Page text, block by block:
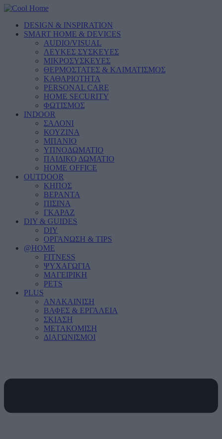
DESIGN & INSPIRATION
SMART HOME & DEVICES
AUDIO/VISUAL
ΛΕΥΚΕΣ ΣΥΣΚΕΥΕΣ
ΜΙΚΡΟΣΥΣΚΕΥΕΣ
ΘΕΡΜΟΣΤΑΤΕΣ & ΚΛΙΜΑΤΙΣΜΟΣ
ΚΑΘΑΡΙΟΤΗΤΑ
PERSONAL CARE
HOME SECURITY
ΦΩΤΙΣΜΟΣ
INDOOR
ΣΑΛΟΝΙ
ΚΟΥΖΙΝΑ
ΜΠΑΝΙΟ
ΥΠΝΟΔΩΜΑΤΙΟ
ΠΑΙΔΙΚΟ ΔΩΜΑΤΙΟ
HOME OFFICE
OUTDOOR
ΚΗΠΟΣ
ΒΕΡΑΝΤΑ
ΠΙΣΙΝΑ
ΓΚΑΡΑΖ
DIY & GUIDES
DIY
ΟΡΓΑΝΩΣΗ & TIPS
@HOME
FITNESS
ΨΥΧΑΓΩΓΙΑ
ΜΑΓΕΙΡΙΚΗ
PETS
PLUS
ΑΝΑΚΑΙΝΙΣΗ
ΒΑΦΕΣ & ΕΡΓΑΛΕΙΑ
ΣΚΙΑΣΗ
ΜΕΤΑΚΟΜΙΣΗ
ΔΙΑΓΩΝΙΣΜΟΙ